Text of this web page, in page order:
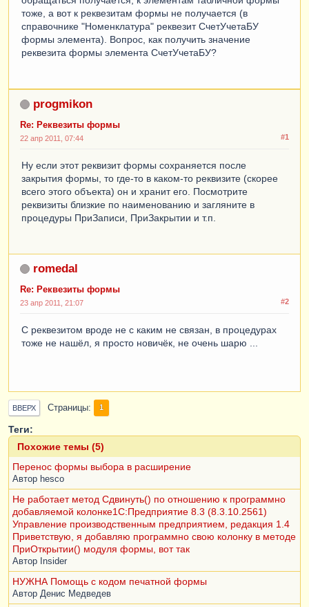
тоже, а вот к реквезитам формы не получается (в
справочнике "Номенклатура" реквезит СчетУчетаБУ
формы элемента). Вопрос, как получить значение
реквезита формы элемента СчетУчетаБУ?
progmikon
Re: Реквезиты формы
#1
22 апр 2011, 07:44
Ну если этот реквизит формы сохраняется после
закрытия формы, то где-то в каком-то реквизите (скорее
всего этого объекта) он и хранит его. Посмотрите
реквизиты близкие по наименованию и загляните в
процедуры ПриЗаписи, ПриЗакрытии и т.п.
romedal
Re: Реквезиты формы
#2
23 апр 2011, 21:07
С реквезитом вроде не с каким не связан, в процедурах
тоже не нашёл, я просто новичёк, не очень шарю ...
ВВЕРХ Страницы 1
Теги:
Похожие темы (5)
Перенос формы выбора в расширение
Автор hesco
Не работает метод Сдвинуть() по отношению к программно
добавляемой колонке1С:Предприятие 8.3 (8.3.10.2561)
Управление производственным предприятием, редакция 1.4
Приветствую, я добавляю программно свою колонку в методе
ПриОткрытии() модуля формы, вот так
Автор Insider
НУЖНА Помощь с кодом печатной формы
Автор Денис Медведев